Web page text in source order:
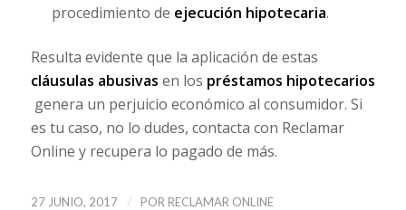
procedimiento de ejecución hipotecaria.
Resulta evidente que la aplicación de estas
cláusulas abusivas en los préstamos hipotecarios
genera un perjuicio económico al consumidor. Si
es tu caso, no lo dudes, contacta con Reclamar
Online y recupera lo pagado de más.
27 JUNIO, 2017 / POR RECLAMAR ONLINE